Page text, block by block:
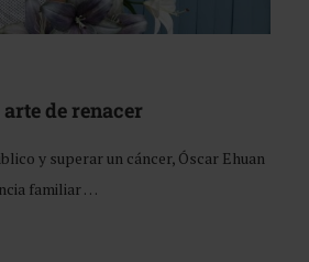
de renacer
y superar un cáncer, Óscar Ehuan
familiar …